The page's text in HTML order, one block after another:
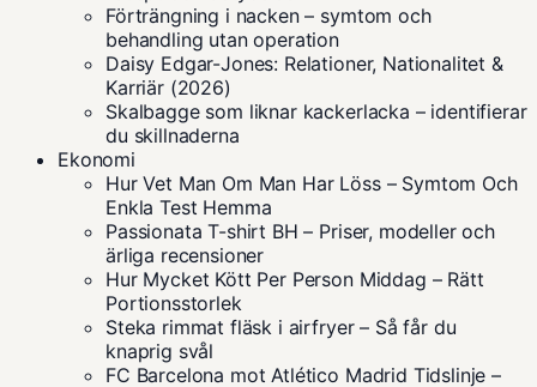
Förträngning i nacken – symtom och
behandling utan operation
Daisy Edgar-Jones: Relationer, Nationalitet &
Karriär (2026)
Skalbagge som liknar kackerlacka – identifierar
du skillnaderna
Ekonomi
Hur Vet Man Om Man Har Löss – Symtom Och
Enkla Test Hemma
Passionata T-shirt BH – Priser, modeller och
ärliga recensioner
Hur Mycket Kött Per Person Middag – Rätt
Portionsstorlek
Steka rimmat fläsk i airfryer – Så får du
knaprig svål
FC Barcelona mot Atlético Madrid Tidslinje –